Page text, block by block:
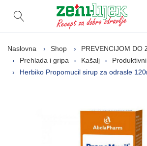
Otvori pretragu
Naslovna Shop
PREVENCIJOM DO
Prehlada i gripa
Kašalj
Produktivni
Herbiko Propomucil sirup za odrasle